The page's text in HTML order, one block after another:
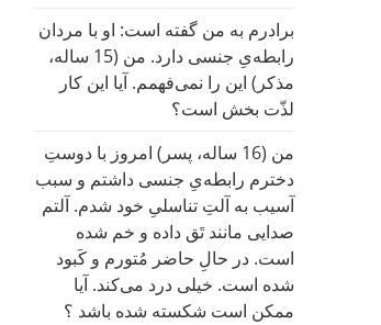
برادرم به من گفته است: او با مردان
رابطه‌یِ جنسی دارد. من (15 ساله،
مذکر) این را نمی‌فهمم. آیا این کار
لذّت بخش است؟
من (16 ساله، پسر) امروز با دوستِ
دخترم رابطه‌یِ جنسی داشتم و سبب
آسیب به آلتِ تناسلیِ خود شدم. آلتم
صدایی مانند تَق داده و خم شده
است. در حالِ حاضر مُتورم و کَبود
شده است. خیلی درد می‌کند. آیا
ممکن است شکسته شده باشد ؟